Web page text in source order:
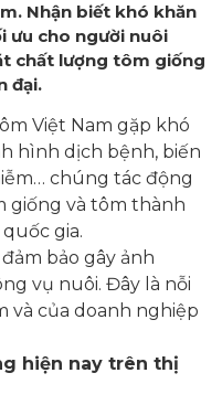
Nhận biết khó khăn
ưu cho người nuôi
chất lượng tôm giống
đại.
Việt Nam gặp khó
hình dịch bệnh, biến
chúng tác động
giống và tôm thành
gia.
bảo gây ảnh
vụ nuôi. Đây là nỗi
và của doanh nghiệp
hiện nay trên thị